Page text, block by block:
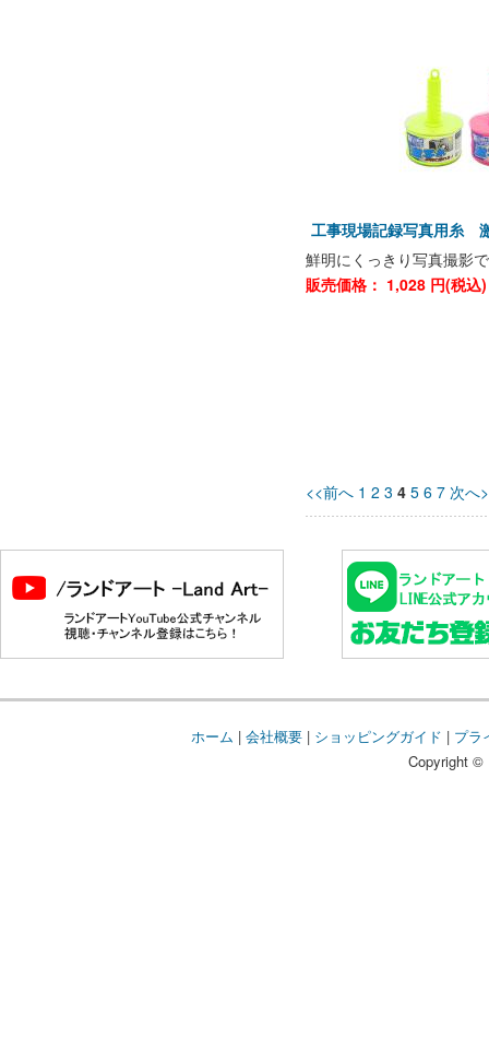
工事現場記録写真用糸
鮮明にくっきり写真撮影
販売価格： 1,028 円(税
<<前へ 1 2 3 4 5 6 7 次へ
ホーム | 会社概要| ショッピングガイド | プラ
Copyright ©